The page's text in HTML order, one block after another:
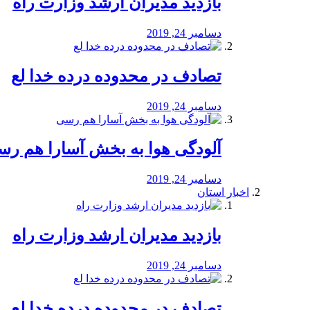
دسامبر 24, 2019
تصادف در محدوده درده خدا لع
دسامبر 24, 2019
آلودگی هوا به بخش آسارا هم
دسامبر 24, 2019
اخبار استان
بازدید مدیران ارشد وزارت راه
دسامبر 24, 2019